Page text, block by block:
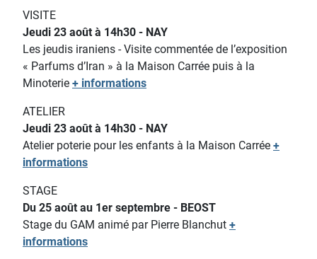
VISITE
Jeudi 23 août à 14h30 - NAY
Les jeudis iraniens - Visite commentée de l’exposition
« Parfums d’Iran » à la Maison Carrée puis à la
Minoterie + informations
ATELIER
Jeudi 23 août à 14h30 - NAY
Atelier poterie pour les enfants à la Maison Carrée +
informations
STAGE
Du 25 août au 1er septembre - BEOST
Stage du GAM animé par Pierre Blanchut +
informations